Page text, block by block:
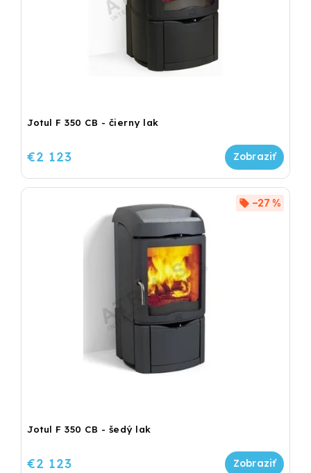
Jotul F 350 CB - čierny lak
€2 123
Jotul F 350 CB - šedý lak
–27 %
€2 123